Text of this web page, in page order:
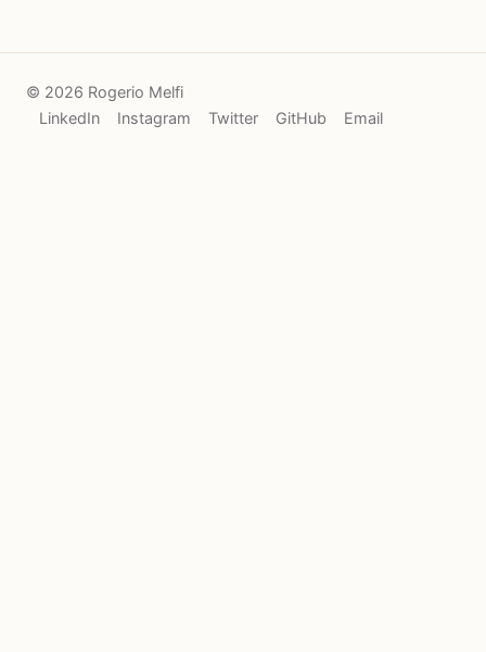
© 2026 Rogerio Melfi
LinkedIn
Instagram Twitter GitHub Email